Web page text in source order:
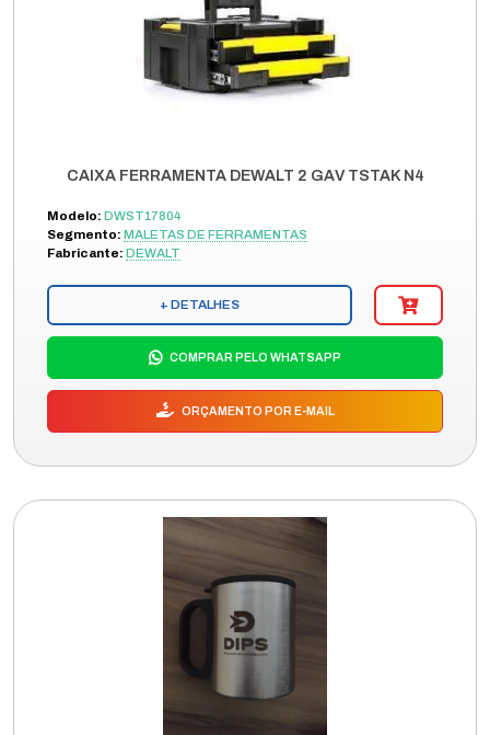
CAIXA FERRAMENTA DEWALT 2 GAV TSTAK N4
Modelo: DWST17804
Segmento: MALETAS DE FERRAMENTAS
Fabricante: DEWALT
+ DETALHES
COMPRAR PELO WHATSAPP
ORÇAMENTO POR E-MAIL